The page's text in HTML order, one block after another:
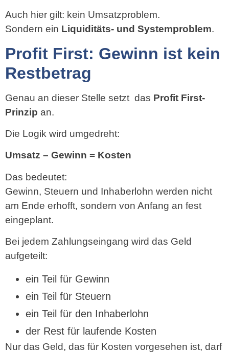
Auch hier gilt: kein Umsatzproblem.
Sondern ein Liquiditäts- und Systemproblem.
Profit First: Gewinn ist kein
Restbetrag
Genau an dieser Stelle setzt das Profit First-
Prinzip an.
Die Logik wird umgedreht:
Umsatz – Gewinn = Kosten
Das bedeutet:
Gewinn, Steuern und Inhaberlohn werden nicht
am Ende erhofft, sondern von Anfang an fest
eingeplant.
Bei jedem Zahlungseingang wird das Geld
aufgeteilt:
ein Teil für Gewinn
ein Teil für Steuern
ein Teil für den Inhaberlohn
der Rest für laufende Kosten
Nur das Geld, das für Kosten vorgesehen ist, darf